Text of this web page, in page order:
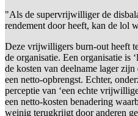
"Als de supervrijwilliger de
rendement door heeft, kan de lol
Deze vrijwilligers burn-out heeft
de organisatie. Een organisatie is
de kosten van deelname lager
een netto-opbrengst. Echter,
perceptie van ‘een echte
een netto-kosten benadering
weinig terugkrijgt door anderen